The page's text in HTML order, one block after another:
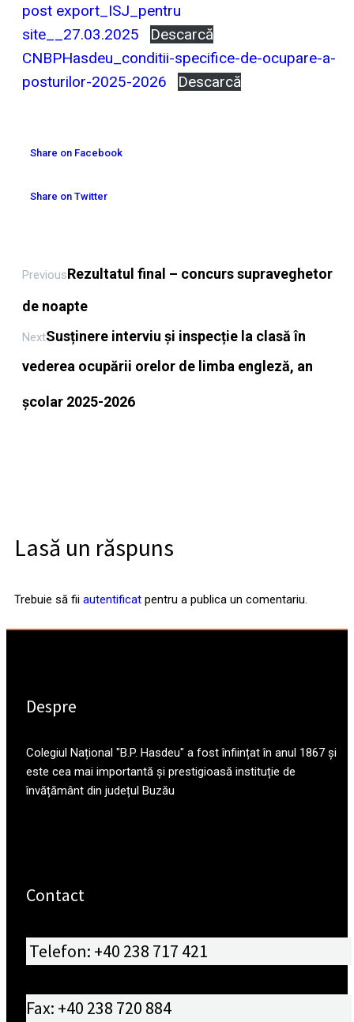
post export_ISJ_pentru
site__27.03.2025
Descarcă
CNBPHasdeu_conditii-specifice-de-ocupare-a-
posturilor-2025-2026
Descarcă
Share on Facebook
Share on Twitter
PreviousRezultatul final – concurs supraveghetor
de noapte
NextSusținere interviu și inspecție la clasă în
vederea ocupării orelor de limba engleză, an
școlar 2025-2026
Lasă un răspuns
Trebuie să fii autentificat pentru a publica un comentariu.
Despre
Colegiul Național "B.P. Hasdeu" a fost înființat în anul 1867 și
este cea mai importantă și prestigioasă instituție de
învățământ din județul Buzău
Contact
Telefon: +40 238 717 421
Fax: +40 238 720 884